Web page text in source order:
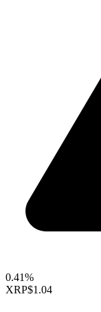
0.41%
XRP$1.04